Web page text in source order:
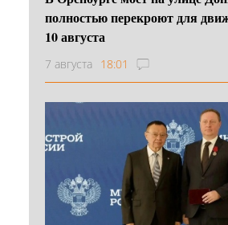
полностью перекроют для
10 августа
7 августа 18:01